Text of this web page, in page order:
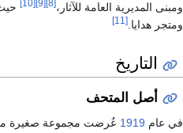
ومبنى المديرية العامة للآثار،[8]
[9]
[10]
ومتجر هدايا.[11]
التاريخ
أصل المتحف
في عام 1919 عُرضت مجموعة صغيرة من